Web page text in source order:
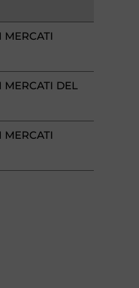
MERCATI
MERCATI DEL
MERCATI